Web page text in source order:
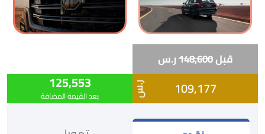
قبل148,600ر.س
109,177 ر.س 125,553
بعد القيمة المضافة